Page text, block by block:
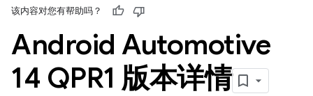
该内容对您有帮助吗？
Android Automotive
14 QPR1 版本详情